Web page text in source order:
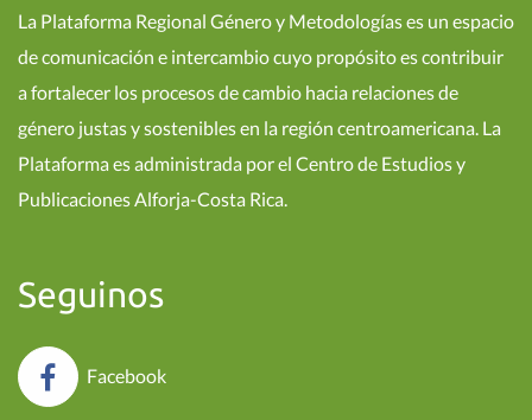
La Plataforma Regional Género y Metodologías es un espacio
de comunicación e intercambio cuyo propósito es contribuir
a fortalecer los procesos de cambio hacia relaciones de
género justas y sostenibles en la región centroamericana. La
Plataforma es administrada por el Centro de Estudios y
Publicaciones Alforja-Costa Rica.
Seguinos
Facebook